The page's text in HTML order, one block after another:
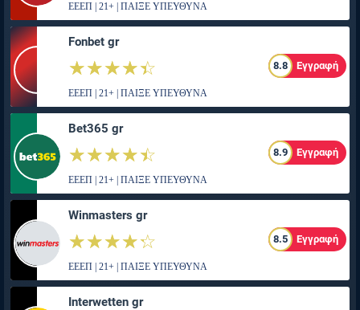
ΕΕΕΠ | 21+ | ΠΑΙΞΕ ΥΠΕΥΘΥΝΑ
Fonbet gr
☆☆☆☆☆
★★★★★ 8.8 Εγγραφή
ΕΕΕΠ | 21+ | ΠΑΙΞΕ ΥΠΕΥΘΥΝΑ
Bet365 gr
☆☆☆☆☆
★★★★★ 8.9 Εγγραφή
ΕΕΕΠ | 21+ | ΠΑΙΞΕ ΥΠΕΥΘΥΝΑ
Winmasters gr
☆☆☆☆☆
★★★★★ 8.5 Εγγραφή
ΕΕΕΠ | 21+ | ΠΑΙΞΕ ΥΠΕΥΘΥΝΑ
Interwetten gr